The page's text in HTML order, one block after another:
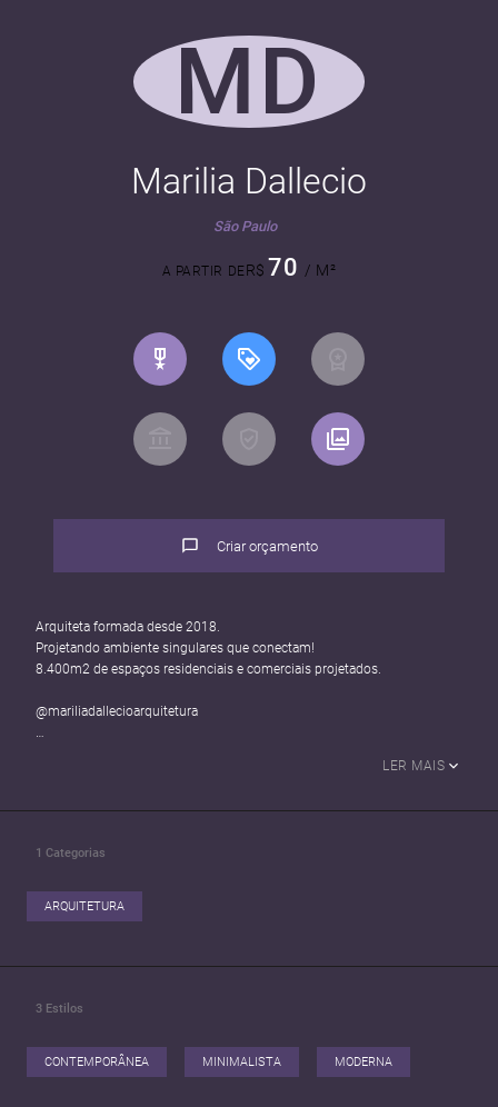
MD
Marilia Dallecio
São Paulo
A PARTIR DER$ 70 / M²
Criar orçamento
Arquiteta formada desde 2018.
Projetando ambiente singulares que conectam!
8.400m2 de espaços residenciais e comerciais projetados.
@mariliadallecioarquitetura
ambientes, é a arte de construir memórias e experiências conectando o
LER MAIS
1 Categorias
ARQUITETURA
3 Estilos
CONTEMPORÂNEA MINIMALISTA MODERNA